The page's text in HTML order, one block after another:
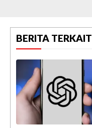
BERITA TERKAIT